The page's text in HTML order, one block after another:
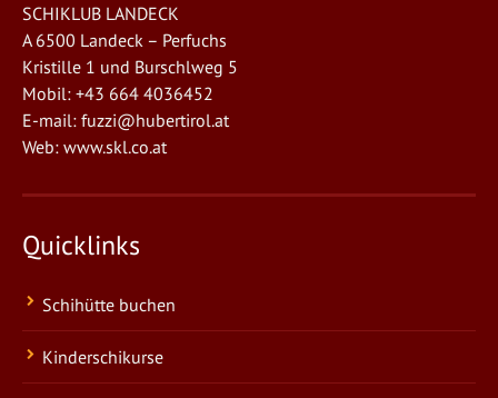
SCHIKLUB LANDECK
A 6500 Landeck – Perfuchs
Kristille 1 und Burschlweg 5
Mobil: +43 664 4036452
E-mail: fuzzi@hubertirol.at
Web: www.skl.co.at
Quicklinks
Schihütte buchen
Kinderschikurse